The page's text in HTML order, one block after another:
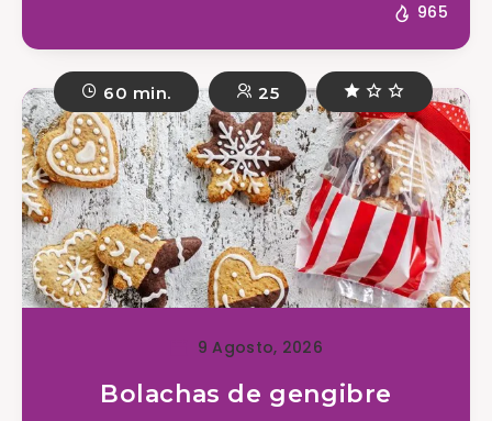
965
60 min. 25
9 Agosto, 2026
Bolachas de gengibre